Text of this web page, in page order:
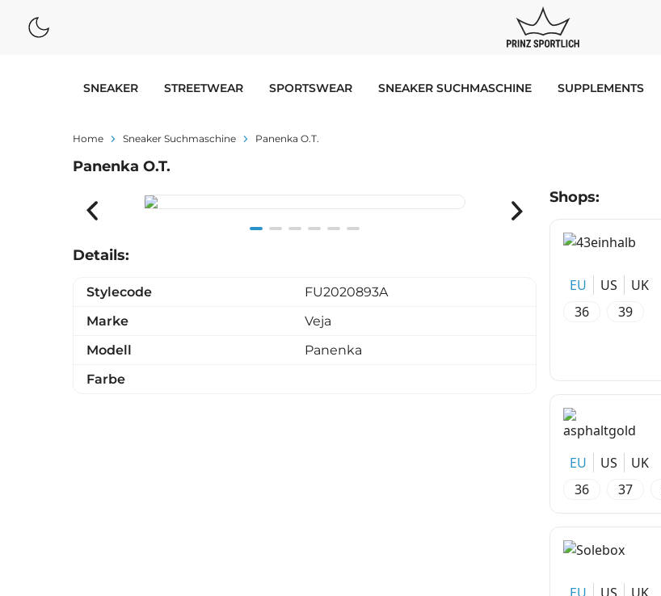
SNEAKER STREETWEAR SPORTSWEAR SNEAKER SUCHMASCHINE SUPPLEMENTS
Home Sneaker Suchmaschine Panenka O.T.
Panenka O.T.
6
Shops:
EU US
UK
36
39
EU US
UK
36
37
Details:
Stylecode
FU2020893A
Marke
Veja
Modell
Panenka
Farbe